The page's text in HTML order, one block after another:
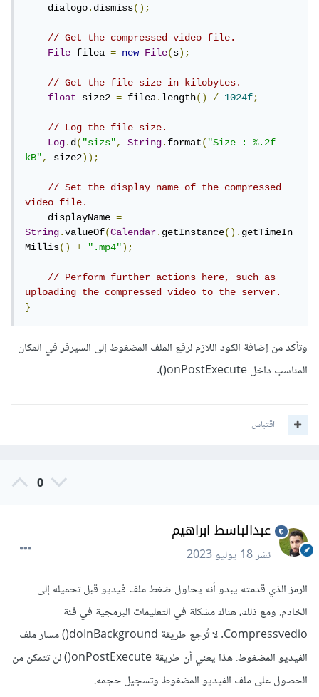
    dialogo
.dismiss();
// Get the compressed video file.
File filea = new File(s);
// Get the file size in kilobytes.
float
size2 = filea.length() / 1024f;
// Log the file size.
Log.d("sizs", String.format("Size : %.2f
kB", size2));
// Set the display name of the compressed
video file.
    displayName
=
String.valueOf(Calendar.getInstance().getTimeIn
Millis() + ".mp4");
// Perform further actions here, such as
uploading the compressed video to the server.
}
وتأكد من إضافة الكود اللازم لرفع الملف المضغوط إلى السيرفر في المكان
المناسب داخل onPostExecute().
اقتباس
0
عبدالباسط ابراهيم
نشر18 يوليو 2023
الرمز الذي قدمته يبدو أنه يحاول ضغط ملف فيديو قبل تحميله إلى
الخادم. ومع ذلك، هناك مشكلة في التعليمات البرمجية في فئة
Compressvedio. لا تُرجع طريقة doInBackground() مسار ملف
الفيديو المضغوط. هذا يعني أن طريقة onPostExecute() لن تتمكن من
الحصول على ملف الفيديو المضغوط وتسجيل حجمه.